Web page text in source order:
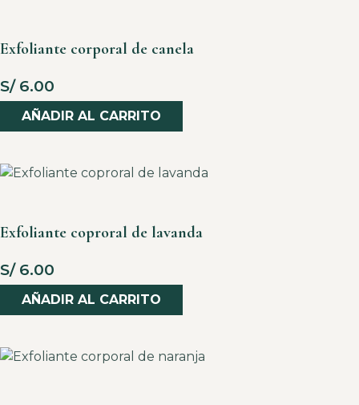
Exfoliante corporal de canela
S/6.00
AÑADIR AL CARRITO
Exfoliante coproral de lavanda
S/6.00
AÑADIR AL CARRITO